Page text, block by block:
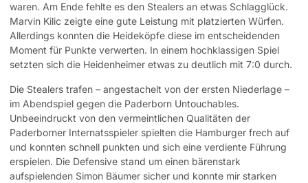
waren. Am Ende fehlte es den Stealers an etwas Schlagglück.
Marvin Kilic zeigte eine gute Leistung mit platzierten Würfen.
Allerdings konnten die Heideköpfe diese im entscheidenden
Moment für Punkte verwerten. In einem hochklassigen Spiel
setzten sich die Heidenheimer etwas zu deutlich mit 7:0 durch.
Die Stealers trafen – angestachelt von der ersten Niederlage –
im Abendspiel gegen die Paderborn Untouchables.
Unbeeindruckt von den vermeintlichen Qualitäten der
Paderborner Internatsspieler spielten die Hamburger frech auf
und konnten schnell punkten und sich eine verdiente Führung
erspielen. Die Defensive stand um einen bärenstark
aufspielenden Simon Bäumer sicher und konnte mir starken